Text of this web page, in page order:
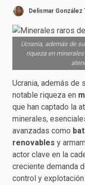
Delismar
Ucrania, además de
riqueza en
Ucrania, además de
notable riqueza en
que han captado la
minerales,
avanzadas como
renovables y
actor clave en la
creciente demanda
control y